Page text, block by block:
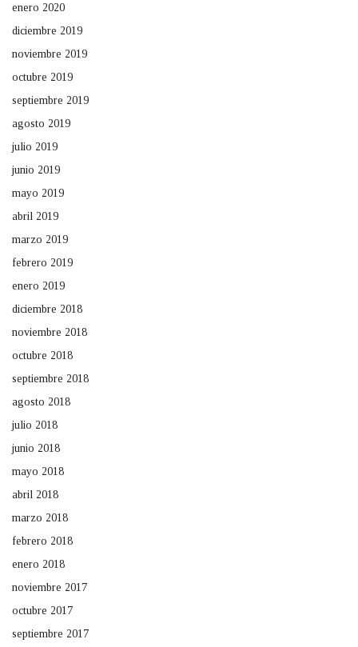
enero 2020
diciembre 2019
noviembre 2019
octubre 2019
septiembre 2019
agosto 2019
julio 2019
junio 2019
mayo 2019
abril 2019
marzo 2019
febrero 2019
enero 2019
diciembre 2018
noviembre 2018
octubre 2018
septiembre 2018
agosto 2018
julio 2018
junio 2018
mayo 2018
abril 2018
marzo 2018
febrero 2018
enero 2018
noviembre 2017
octubre 2017
septiembre 2017